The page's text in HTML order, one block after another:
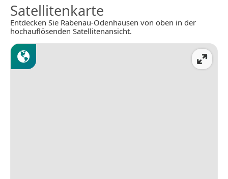
Satellitenkarte
Entdecken Sie Rabenau-Odenhausen von oben in der
hochauflösenden Satellitenansicht.